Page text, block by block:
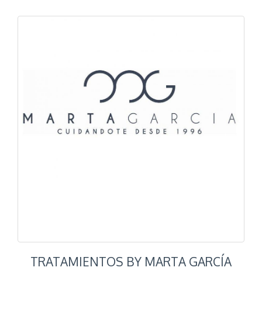
TRATAMIENTOS BY MARTA GARCÍA